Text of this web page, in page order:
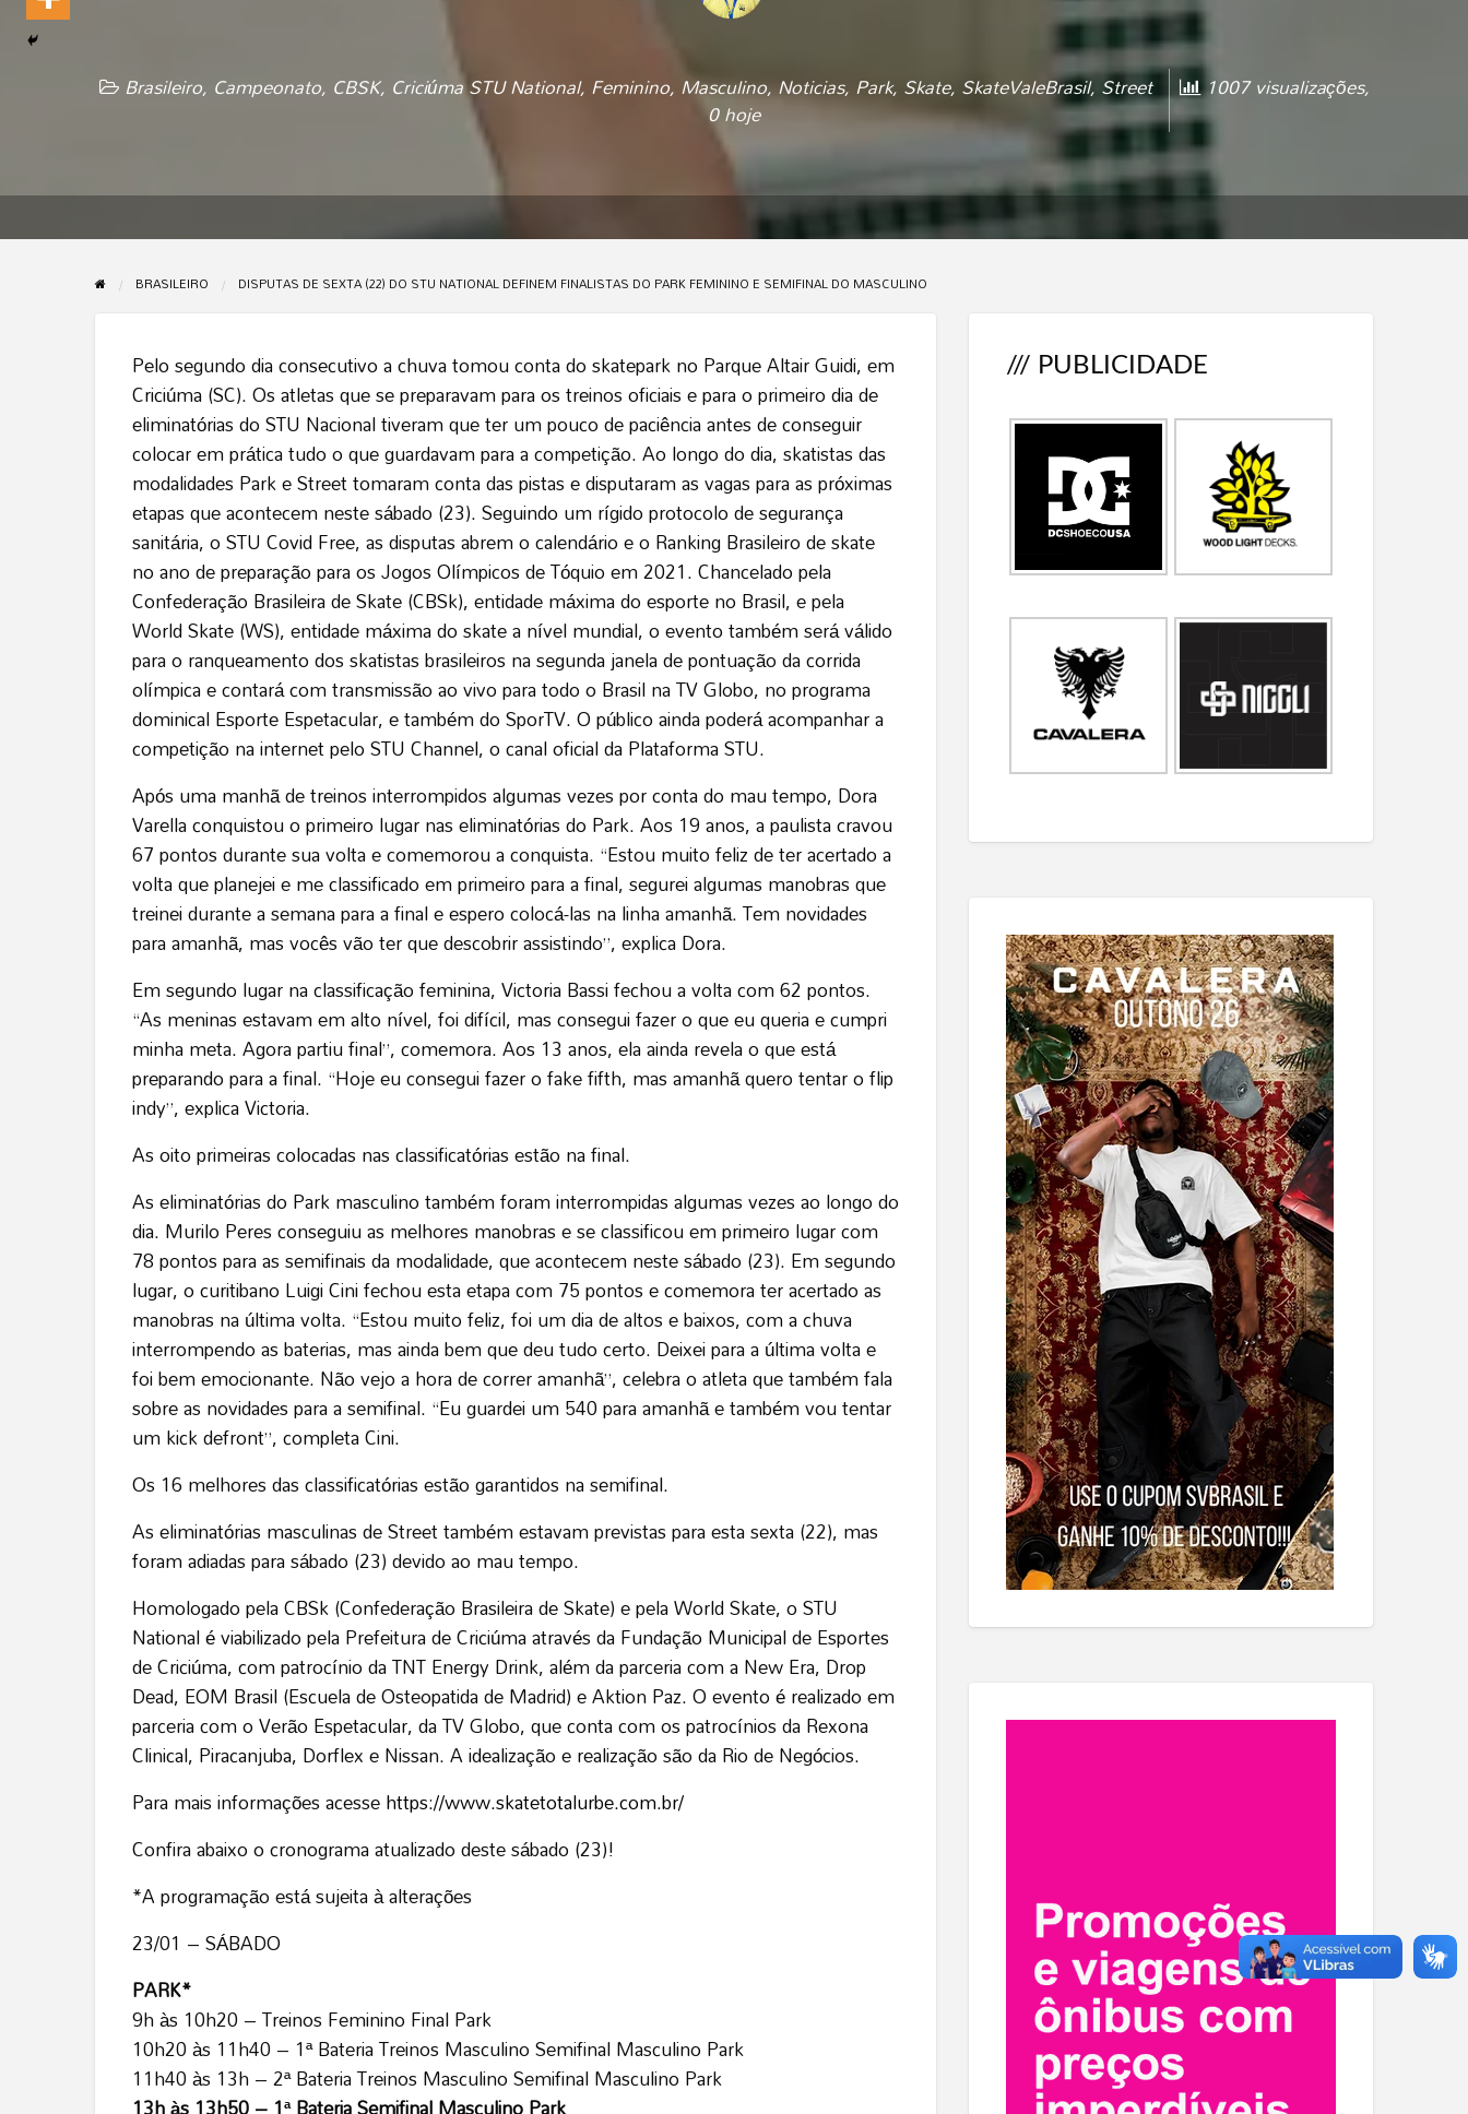
Brasileiro, Campeonato, CBSK, Criciúma STU National, Feminino, Masculino,Noticias, Park, Skate, SkateValeBrasil, Street 1007 visualizações,
0 hoje
BRASILEIRO DISPUTAS DE SEXTA (22) DO STU NATIONAL DEFINEM FINALISTAS DO PARK FEMININO E SEMIFINAL DO MASCULINO
Pelo segundo dia consecutivo a chuva tomou conta do skatepark no Parque Altair Guidi, em
Criciúma (SC). Os atletas que se preparavam para os treinos oficiais e para o primeiro dia de
eliminatórias do STU Nacional tiveram que ter um pouco de paciência antes de conseguir
colocar em prática tudo o que guardavam para a competição. Ao longo do dia, skatistas das
modalidades Park e Street tomaram conta das pistas e disputaram as vagas para as próximas
etapas que acontecem neste sábado (23). Seguindo um rígido protocolo de segurança
sanitária, o STU Covid Free, as disputas abrem o calendário e o Ranking Brasileiro de skate
no ano de preparação para os Jogos Olímpicos de Tóquio em 2021. Chancelado pela
Confederação Brasileira de Skate (CBSk), entidade máxima do esporte no Brasil, e pela
World Skate (WS), entidade máxima do skate a nível mundial, o evento também será válido
para o ranqueamento dos skatistas brasileiros na segunda janela de pontuação da corrida
olímpica e contará com transmissão ao vivo para todo o Brasil na TV Globo, no programa
dominical Esporte Espetacular, e também do SporTV. O público ainda poderá acompanhar a
competição na internet pelo STU Channel, o canal oficial da Plataforma STU.
Após uma manhã de treinos interrompidos algumas vezes por conta do mau tempo, Dora
Varella conquistou o primeiro lugar nas eliminatórias do Park. Aos 19 anos, a paulista cravou
67 pontos durante sua volta e comemorou a conquista. “Estou muito feliz de ter acertado a
volta que planejei e me classificado em primeiro para a final, segurei algumas manobras que
treinei durante a semana para a final e espero colocá-las na linha amanhã. Tem novidades
para amanhã, mas vocês vão ter que descobrir assistindo”, explica Dora.
Em segundo lugar na classificação feminina, Victoria Bassi fechou a volta com 62 pontos.
“As meninas estavam em alto nível, foi difícil, mas consegui fazer o que eu queria e cumpri
minha meta. Agora partiu final”, comemora. Aos 13 anos, ela ainda revela o que está
preparando para a final. “Hoje eu consegui fazer o fake fifth, mas amanhã quero tentar o flip
indy”, explica Victoria.
As oito primeiras colocadas nas classificatórias estão na final.
As eliminatórias do Park masculino também foram interrompidas algumas vezes ao longo do
dia. Murilo Peres conseguiu as melhores manobras e se classificou em primeiro lugar com
78 pontos para as semifinais da modalidade, que acontecem neste sábado (23). Em segundo
lugar, o curitibano Luigi Cini fechou esta etapa com 75 pontos e comemora ter acertado as
manobras na última volta. “Estou muito feliz, foi um dia de altos e baixos, com a chuva
interrompendo as baterias, mas ainda bem que deu tudo certo. Deixei para a última volta e
foi bem emocionante. Não vejo a hora de correr amanhã”, celebra o atleta que também fala
sobre as novidades para a semifinal. “Eu guardei um 540 para amanhã e também vou tentar
um kick defront”, completa Cini.
Os 16 melhores das classificatórias estão garantidos na semifinal.
As eliminatórias masculinas de Street também estavam previstas para esta sexta (22), mas
foram adiadas para sábado (23) devido ao mau tempo.
Homologado pela CBSk (Confederação Brasileira de Skate) e pela World Skate, o STU
National é viabilizado pela Prefeitura de Criciúma através da Fundação Municipal de Esportes
de Criciúma, com patrocínio da TNT Energy Drink, além da parceria com a New Era, Drop
Dead, EOM Brasil (Escuela de Osteopatida de Madrid) e Aktion Paz. O evento é realizado em
parceria com o Verão Espetacular, da TV Globo, que conta com os patrocínios da Rexona
Clinical, Piracanjuba, Dorflex e Nissan. A idealização e realização são da Rio de Negócios.
Para mais informações acessehttps://www.skatetotalurbe.com.br/
Confira abaixo o cronograma atualizado deste sábado (23)!
*A programação está sujeita à alterações
23/01 – SÁBADO
PARK*
9h às 10h20 – Treinos Feminino Final Park
10h20 às 11h40 – 1ª Bateria Treinos Masculino Semifinal Masculino Park
11h40 às 13h – 2ª Bateria Treinos Masculino Semifinal Masculino Park
/// PUBLICIDADE